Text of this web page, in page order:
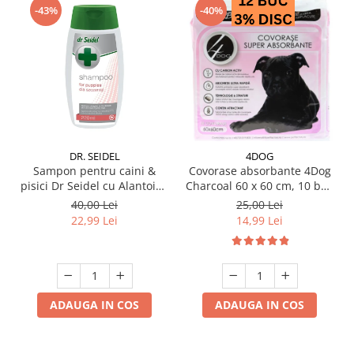
-43%
DR. SEIDEL
Sampon pentru caini &
pisici Dr Seidel cu Alantoina
220 ml
40,00 Lei
22,99 Lei
ADAUGA IN COS
-40%
4DOG
Covorase absorbante 4Dog
Charcoal 60 x 60 cm, 10 buc
/ pachet
25,00 Lei
14,99 Lei
ADAUGA IN COS